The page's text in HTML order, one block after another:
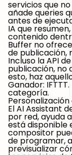
servicios que
añade queries
antes de
IA que
contenido
Buffer no
de publicación,
Incluso la API
publicación, no
esto, haz
Ganador: IFTTT.
categoría.
El AI Assistant
por red, ayuda
está disponible
compositor
de programar,
previsualizar